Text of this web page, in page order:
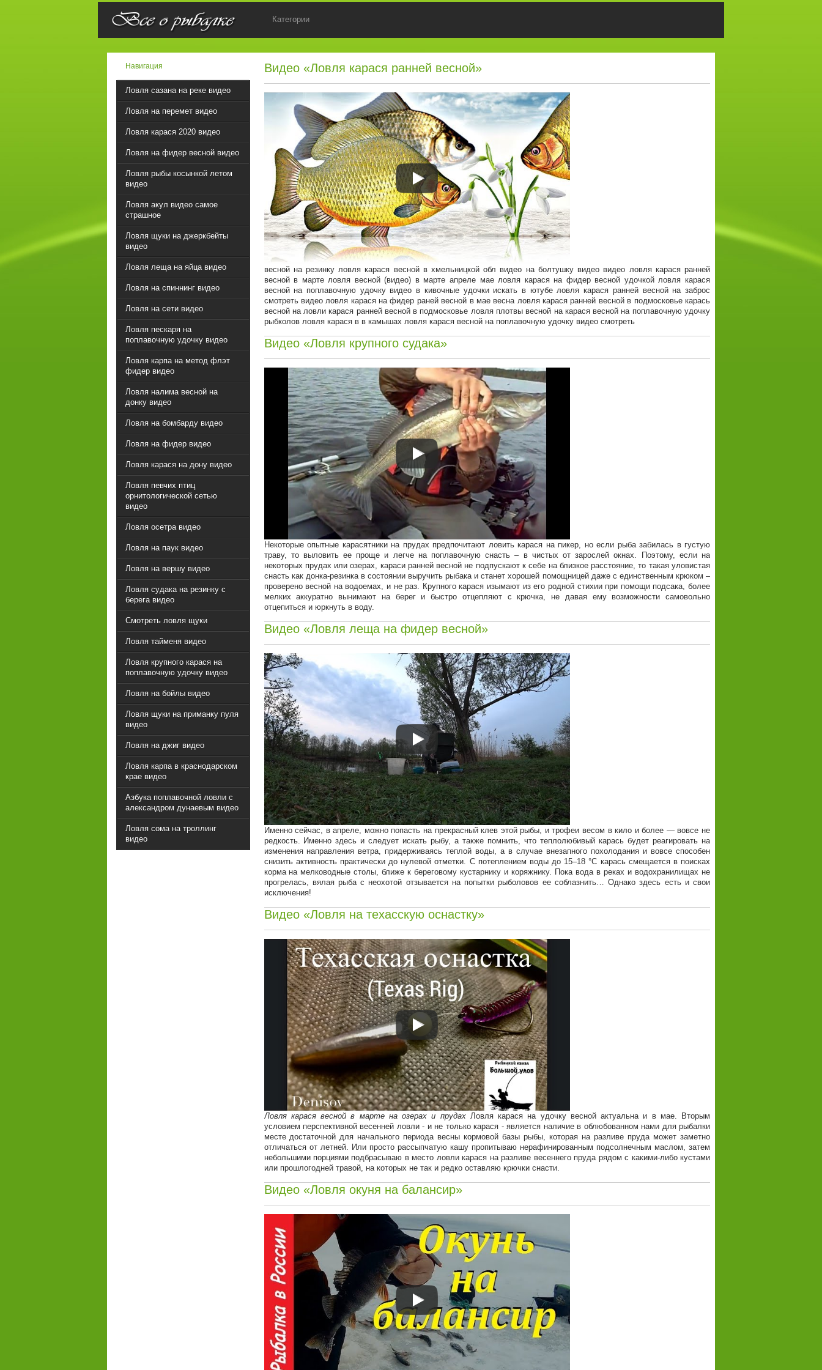
Категории
Навигация
Ловля сазана на реке видео
Ловля на перемет видео
Ловля карася 2020 видео
Ловля на фидер весной видео
Ловля рыбы косынкой летом
видео
Ловля акул видео самое
страшное
Ловля щуки на джеркбейты
видео
Ловля леща на яйца видео
Ловля на спиннинг видео
Ловля на сети видео
Ловля пескаря на
поплавочную удочку видео
Ловля карпа на метод флэт
фидер видео
Ловля налима весной на
донку видео
Ловля на бомбарду видео
Ловля на фидер видео
Ловля карася на дону видео
Ловля певчих птиц
орнитологической сетью
видео
Ловля осетра видео
Ловля на паук видео
Ловля на вершу видео
Ловля судака на резинку с
берега видео
Смотреть ловля щуки
Ловля тайменя видео
Ловля крупного карася на
поплавочную удочку видео
Ловля на бойлы видео
Ловля щуки на приманку пуля
видео
Ловля на джиг видео
Ловля карпа в краснодарском
крае видео
Азбука поплавочной ловли с
александром дунаевым видео
Ловля сома на троллинг
видео
Видео «Ловля карася ранней весной»
весной на резинку ловля карася весной в хмельницкой обл видео на болтушку видео видео ловля карася ранней
весной в марте ловля весной (видео) в марте апреле мае ловля карася на фидер весной удочкой ловля карася
весной на поплавочную удочку видео в кивочные удочки искать в ютубе ловля карася ранней весной на заброс
смотреть видео ловля карася на фидер раней весной в мае весна ловля карася ранней весной в подмосковье карась
весной на ловли карася ранней весной в подмосковье ловля плотвы весной на карася весной на поплавочную удочку
рыбколов ловля карася в в камышах ловля карася весной на поплавочную удочку видео смотреть
Видео «Ловля крупного судака»
Некоторые опытные карасятники на прудах предпочитают ловить карася на пикер, но если рыба забилась в густую
траву, то выловить ее проще и легче на поплавочную снасть – в чистых от зарослей окнах. Поэтому, если на
некоторых прудах или озерах, караси ранней весной не подпускают к себе на близкое расстояние, то такая уловистая
снасть как донка-резинка в состоянии выручить рыбака и станет хорошей помощницей даже с единственным крюком –
проверено весной на водоемах, и не раз. Крупного карася изымают из его родной стихии при помощи подсака, более
мелких аккуратно вынимают на берег и быстро отцепляют с крючка, не давая ему возможности самовольно
отцепиться и юркнуть в воду.
Видео «Ловля леща на фидер весной»
Именно сейчас, в апреле, можно попасть на прекрасный клев этой рыбы, и трофеи весом в кило и более — вовсе не
редкость. Именно здесь и следует искать рыбу, а также помнить, что теплолюбивый карась будет реагировать на
изменения направления ветра, придерживаясь теплой воды, а в случае внезапного похолодания и вовсе способен
снизить активность практически до нулевой отметки. С потеплением воды до 15–18 °C карась смещается в поисках
корма на мелководные столы, ближе к береговому кустарнику и коряжнику. Пока вода в реках и водохранилищах не
прогрелась, вялая рыба с неохотой отзывается на попытки рыболовов ее соблазнить… Однако здесь есть и свои
исключения!
Видео «Ловля на техасскую оснастку»
Ловля карася весной в марте на озерах и прудахЛовля карася на удочку весной актуальна и в мае. Вторым
условием перспективной весенней ловли - и не только карася - является наличие в облюбованном нами для рыбалки
месте достаточной для начального периода весны кормовой базы рыбы, которая на разливе пруда может заметно
отличаться от летней. Или просто рассыпчатую кашу пропитываю нерафинированным подсолнечным маслом, затем
небольшими порциями подбрасываю в место ловли карася на разливе весеннего пруда рядом с какими-либо кустами
или прошлогодней травой, на которых не так и редко оставляю крючки снасти.
Видео «Ловля окуня на балансир»